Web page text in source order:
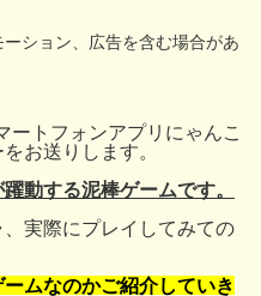
ション、広告を含む場合があ
ートフォンアプリにゃんこ
お送りします。
動する泥棒ゲームです。
実際にプレイしてみての
ムなのかご紹介していき